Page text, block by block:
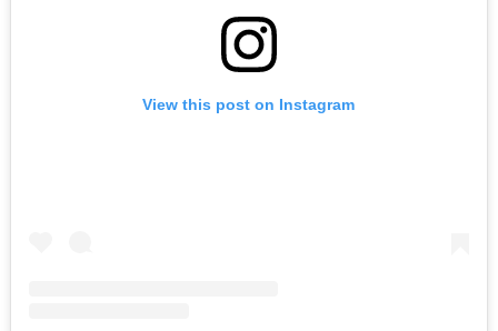
View this post on Instagram